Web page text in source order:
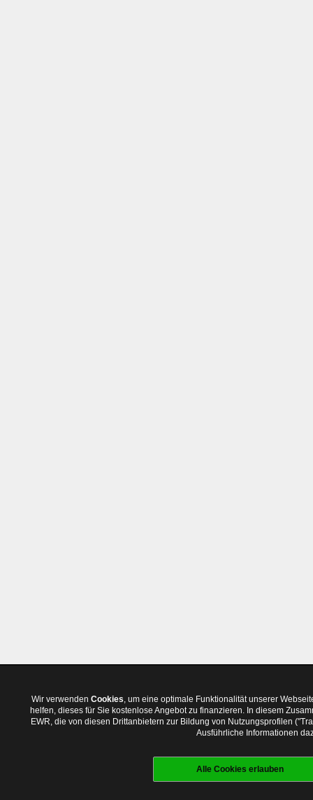
Wir verwenden Cookies, um eine optimale Funktionalität unserer
helfen, dieses für Sie kostenlose Angebot zu finanzieren. In diesem
EWR, die von diesen Drittanbietern zur Bildung von Nutzungsprofilen
Ausführliche Informationen
Alle Cookies erlauben